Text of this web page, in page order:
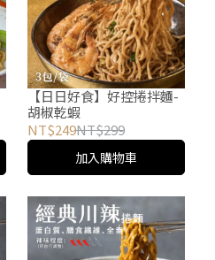
【日日好食】好控捲拌麵-
胡椒乾蝦
NT$249NT$299
加入購物車